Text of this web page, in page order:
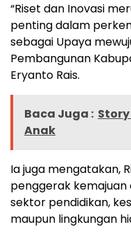
“Riset dan Inovasi
penting dalam
sebagai Upaya
Pembangunan
Eryanto Rais.
Baca Juga :
Anak
Ia juga mengatakan,
penggerak
sektor pendidikan,
maupun lingkungan